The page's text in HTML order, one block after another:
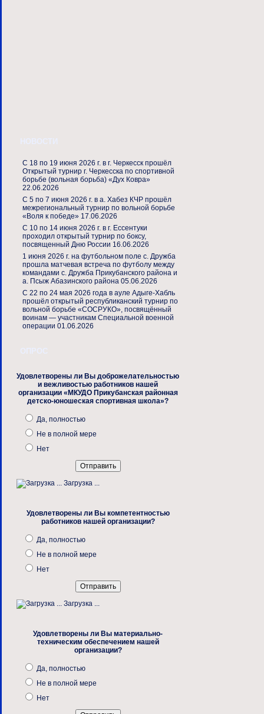
НОВОСТИ
С 18 по 19 июня 2026 г. в г. Черкесск прошёл
Открытый турнир г. Черкесска по спортивной
борьбе (вольная борьба) «Дух Ковра»
22.06.2026
С 5 по 7 июня 2026 г. в а. Хабез КЧР прошёл
межрегиональный турнир по вольной борьбе
«Воля к победе» 17.06.2026
С 10 по 14 июня 2026 г. в г. Ессентуки
проходил открытый турнир по боксу,
посвященный Дню России 16.06.2026
1 июня 2026 г. на футбольном поле с. Дружба
прошла матчевая встреча по футболу между
командами с. Дружба Прикубанского района и
а. Псыж Абазинского района 05.06.2026
С 22 по 24 мая 2026 года в ауле Адыге-Хабль
прошёл открытый республиканский турнир по
вольной борьбе «СОСРУКО», посвящённый
воинам — участникам Специальной военной
операции 01.06.2026
ОПРОС
Удовлетворены ли Вы доброжелательностью
и вежливостью работников нашей
организации «МКУДО Прикубанская районная
детско-юношеская спортивная школа»?
Да, полностью
Не в полной мере
Нет
Загрузка ...
Удовлетворены ли Вы компетентностью
работников нашей организации?
Да, полностью
Не в полной мере
Нет
Загрузка ...
Удовлетворены ли Вы материально-
техническим обеспечением нашей
организации?
Да, полностью
Не в полной мере
Нет